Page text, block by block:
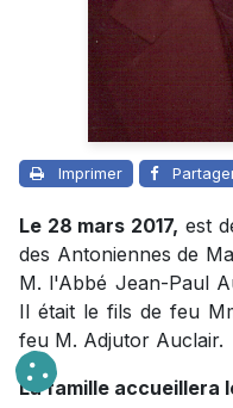
Imprimer
Le 28 mars 2017, est
des Antoniennes de
M. l'Abbé Jean-Paul
Il était le fils de feu
feu M. Adjutor Auclair.
La famille accueillera